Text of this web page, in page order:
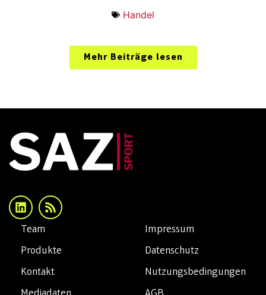
Handel
Mehr Beiträge lesen
Impressum
Datenschutz
Nutzungsbedingungen
Team
Produkte
Kontakt